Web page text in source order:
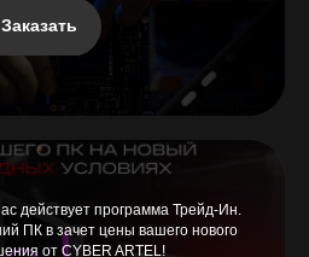
Заказать
действует программа Трейд-Ин.
ПК в зачет цены вашего нового
от CYBER ARTEL!